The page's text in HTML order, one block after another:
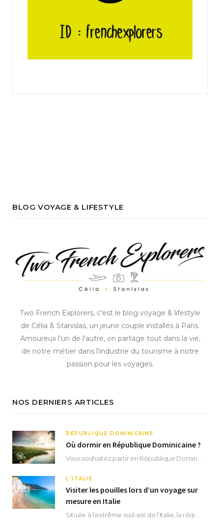
BLOG VOYAGE & LIFESTYLE
Two French Explorers, c'est le blog voyage & lifestyle
de Célia & Stanislas, un jeune couple installés à Paris.
Amoureux l'un de l'autre, on partage tout dans la vie,
de notre métier dans l'industrie du tourisme à notre
passion pour les voyages.
NOS DERNIERS ARTICLES
RÉPUBLIQUE DOMINICAINE
Où dormir en République Dominicaine ?
L'ITALIE
Visiter les pouilles lors d’un voyage sur
mesure en Italie